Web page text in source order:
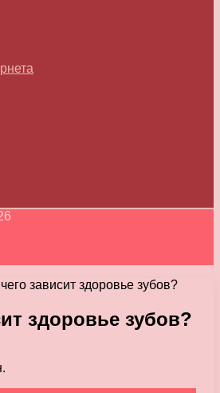
зависит здоровье зубов?
здоровье зубов?